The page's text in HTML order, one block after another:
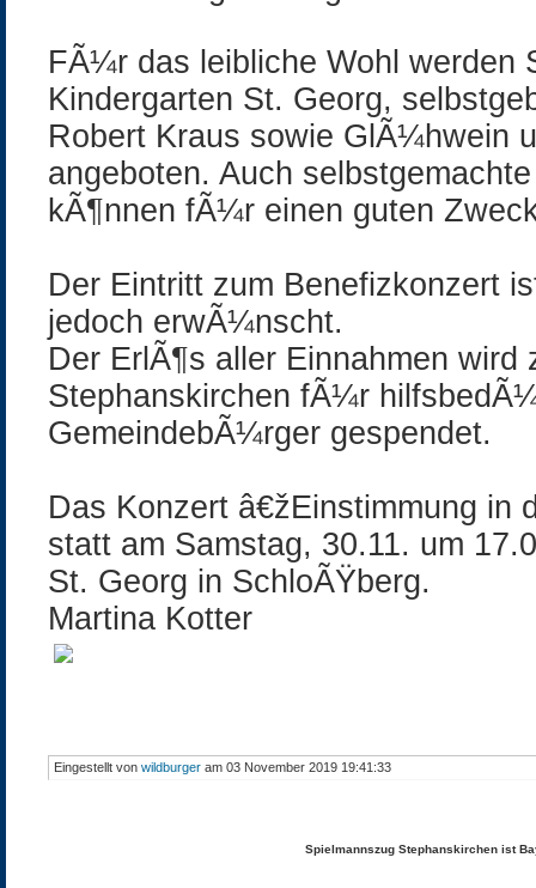
FÃ¼r das leibliche Wohl werden
Kindergarten St. Georg,
Robert Kraus sowie GlÃ¼hwein
angeboten. Auch
kÃ¶nnen fÃ¼r einen guten
Der Eintritt zum Benefizkonzert
jedoch erwÃ¼nscht.
Der ErlÃ¶s aller Einnahmen wird
Stephanskirchen fÃ¼r
GemeindebÃ¼rger gespendet.
Das Konzert â€žEinstimmung in
statt am Samstag, 30.11. um
St. Georg in SchloÃŸberg.
Martina Kotter
Eingestellt von wildburger am 03 November 2019 19:41:33
Spielmannszug Stephanskirchen ist